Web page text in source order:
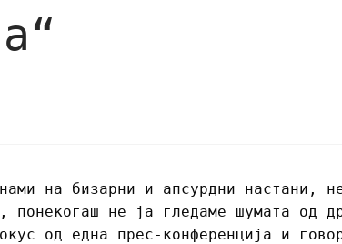
на бизарни и апсурдни настани,
понекогаш не ја гледаме шумата од
од една прес-конференција и